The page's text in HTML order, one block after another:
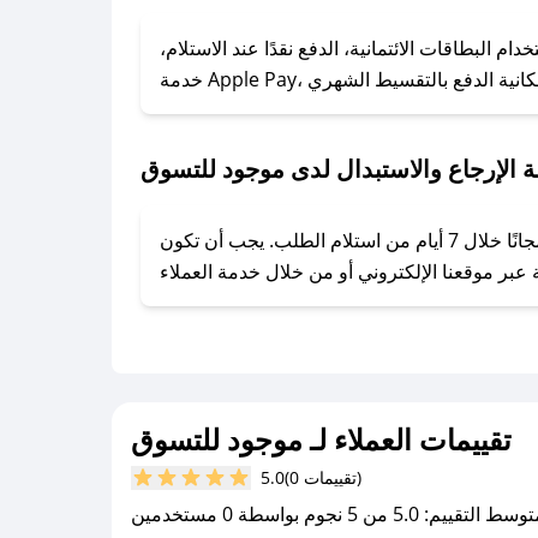
على كوبونات وخصومات حصرية، قم بما يلي:
- اضغط على أيقونة متابعة لمتجر موجود للتسوق في تطبيق صحصح.
- تابع حسابنا الرسمي على تويتر وقم بتفعيل زر التنبيهات.
الائتمانية، الدفع نقدًا عند الاستلام،
الإرجاع والاستبدال لدى موجود للتسوق
يحرص موجود للتسوق على توفير تجربة تسوق آمنة ومريحة لعملائه، حيث يمكنك استرجاع أو استبدال المنتجات مجانًا خلال 7 أيام من استلام الطلب. يجب أن تكون
تقييمات العملاء لـ موجود للتسوق
5.0 (0 تقييمات)
التقييم: 5.0 من 5 نجوم بواسطة 0 مستخدمين